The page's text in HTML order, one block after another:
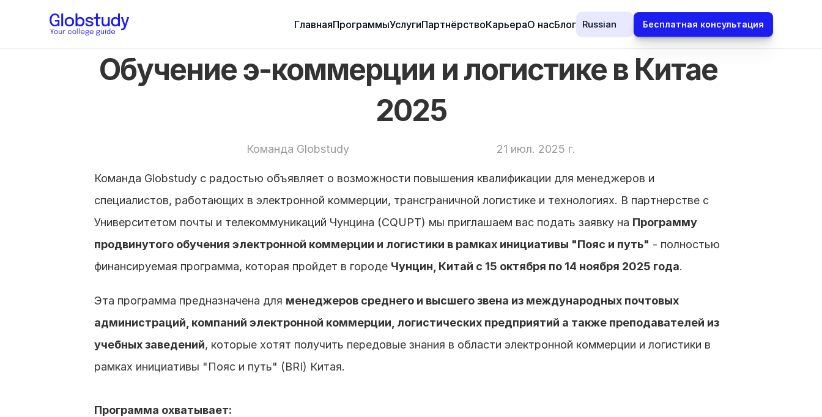
ГлавнаяПрограммыУслугиПартнёрствоКарьераО насБлог Russian Бесплатная консультация
Обучение э-коммерции и логистике в Китае
2025
Команда Globstudy 21 июл. 2025 г.
Команда Globstudy с радостью объявляет о возможности повышения квалификации для менеджеров и
специалистов, работающих в электронной коммерции, трансграничной логистике и технологиях. В партнерстве с
Университетом почты и телекоммуникаций Чунцина (CQUPT) мы приглашаем вас подать заявку на Программу
продвинутого обучения электронной коммерции и логистики в рамках инициативы "Пояс и путь" - полностью
финансируемая программа, которая пройдет в городе Чунцин, Китай с 15 октября по 14 ноября 2025 года.
Эта программа предназначена для менеджеров среднего и высшего звена из международных почтовых
администраций, компаний электронной коммерции, логистических предприятий а также преподавателей из
учебных заведений, которые хотят получить передовые знания в области электронной коммерции и логистики в
рамках инициативы "Пояс и путь" (BRI) Китая.
Программа охватывает: